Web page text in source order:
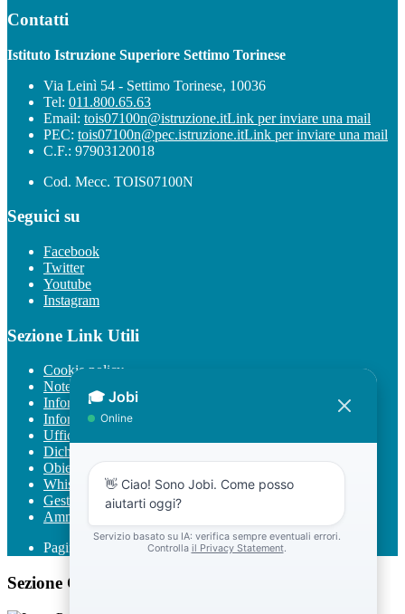
Contatti
Istituto Istruzione Superiore Settimo Torinese
Via Leinì 54 - Settimo Torinese, 10036
Tel: 011.800.65.63
Email: tois07100n@istruzione.itLink per inviare una mail
PEC: tois07100n@pec.istruzione.itLink per inviare una mail
C.F.: 97903120018
Cod. Mecc. TOIS07100N
Seguici su
Facebook
Twitter
Youtube
Instagram
Sezione Link Utili
Cookie policy
Note legali
Informativa Privacy
Informativa Privacy chatbot Jobi
Ufficio Relazioni con il Pubblico
Dichiarazione di accessibilità
Obiettivi di accessibilità
Whistleblowing
Gestione consensi cookie
Amministrazione trasparente
Pagina visualizzata570volte
Sezione Copyright